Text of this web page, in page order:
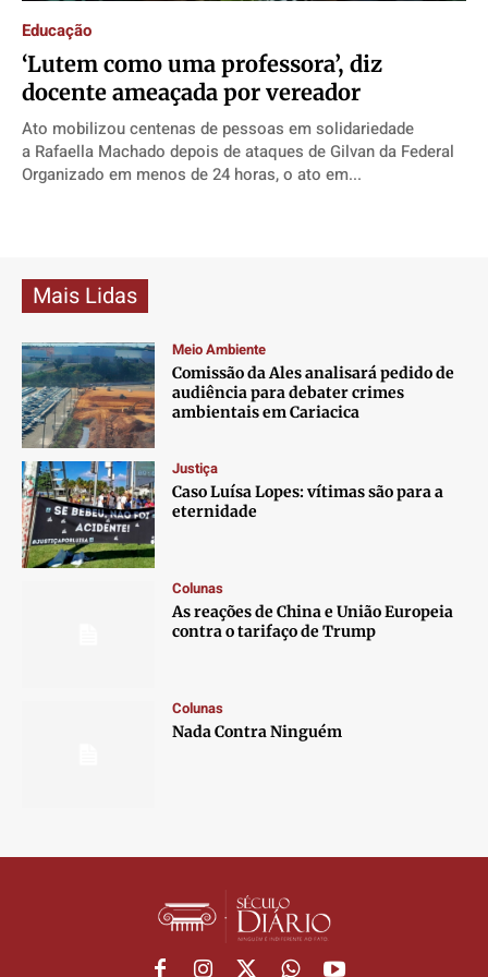
Anuncie
Privacidade
Anuncie
Privacidade
Anuncie
Privacidade
Anuncie
Privacidade
Educação
‘Lutem como uma professora’, diz
docente ameaçada por vereador
Ato mobilizou centenas de pessoas em solidariedade
a Rafaella Machado depois de ataques de Gilvan da Federal
Organizado em menos de 24 horas, o ato em...
Mais Lidas
Meio Ambiente
Comissão da Ales analisará pedido de
audiência para debater crimes
ambientais em Cariacica
Justiça
Caso Luísa Lopes: vítimas são para a
eternidade
Colunas
As reações de China e União Europeia
contra o tarifaço de Trump
Colunas
Nada Contra Ninguém